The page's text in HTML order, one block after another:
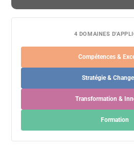
4 DOMAINES
Compétences &
Stratégie &
Transformation &
Formation